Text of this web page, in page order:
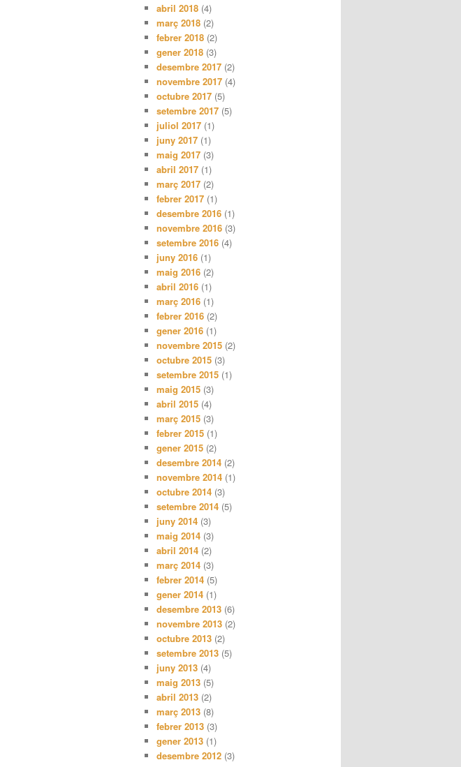
abril 2018 (4)
març 2018 (2)
febrer 2018 (2)
gener 2018 (3)
desembre 2017 (2)
novembre 2017 (4)
octubre 2017 (5)
setembre 2017 (5)
juliol 2017 (1)
juny 2017 (1)
maig 2017 (3)
abril 2017 (1)
març 2017 (2)
febrer 2017 (1)
desembre 2016 (1)
novembre 2016 (3)
setembre 2016 (4)
juny 2016 (1)
maig 2016 (2)
abril 2016 (1)
març 2016 (1)
febrer 2016 (2)
gener 2016 (1)
novembre 2015 (2)
octubre 2015 (3)
setembre 2015 (1)
maig 2015 (3)
abril 2015 (4)
març 2015 (3)
febrer 2015 (1)
gener 2015 (2)
desembre 2014 (2)
novembre 2014 (1)
octubre 2014 (3)
setembre 2014 (5)
juny 2014 (3)
maig 2014 (3)
abril 2014 (2)
març 2014 (3)
febrer 2014 (5)
gener 2014 (1)
desembre 2013 (6)
novembre 2013 (2)
octubre 2013 (2)
setembre 2013 (5)
juny 2013 (4)
maig 2013 (5)
abril 2013 (2)
març 2013 (8)
febrer 2013 (3)
gener 2013 (1)
desembre 2012 (3)